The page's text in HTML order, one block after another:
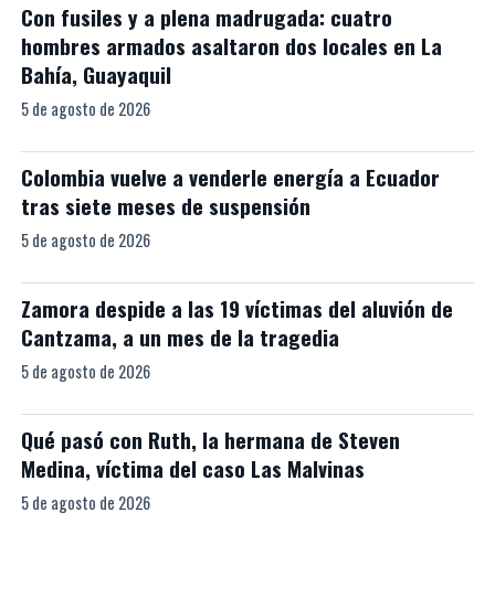
Con fusiles y a plena madrugada: cuatro
hombres armados asaltaron dos locales en La
Bahía, Guayaquil
5 de agosto de 2026
Colombia vuelve a venderle energía a Ecuador
tras siete meses de suspensión
5 de agosto de 2026
Zamora despide a las 19 víctimas del aluvión de
Cantzama, a un mes de la tragedia
5 de agosto de 2026
Qué pasó con Ruth, la hermana de Steven
Medina, víctima del caso Las Malvinas
5 de agosto de 2026